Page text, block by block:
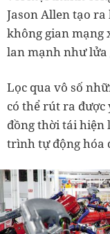
Jason Allen tạo
không gian mạng
lan mạnh như lửa
Lọc qua vô số
có thể rút ra được
đồng thời tái hiện
trình tự động hóa